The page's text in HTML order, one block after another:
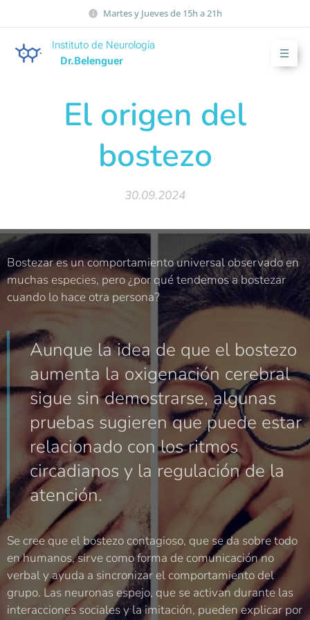
Martes y Jueves de 15h a 21h
Instituto de Neurología
Dr.Belenguer
El origen del
bostezo
30.09.2024
Bostezar es un comportamiento universal observado en
muchas especies, pero ¿por qué tendemos a bostezar
cuando lo hace otra persona?
Aunque la idea de que el bostezo
aumenta la oxigenación cerebral
sigue sin demostrarse, algunas
pruebas sugieren que puede estar
relacionado con los ritmos
circadianos y la regulación de la
atención.
Se cree que el bostezo contagioso, que se da sobre todo
en humanos, sirve como forma de comunicación no
verbal y ayuda a sincronizar el comportamiento del
grupo. Las neuronas espejo, que se activan durante las
interacciones sociales y la imitación, pueden explicar por